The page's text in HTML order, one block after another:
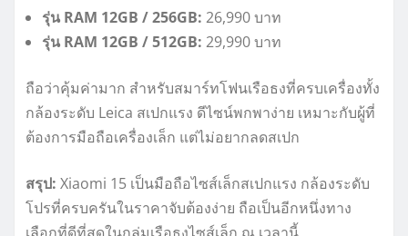
รุ่น RAM 12GB / 256GB: 26,990 บาท
รุ่น RAM 12GB / 512GB: 29,990 บาท
ถือว่าคุ้มค่ามาก สำหรับสมาร์ทโฟนเรือธงที่ครบเครื่องทั้ง
กล้องระดับ Leica สเปกแรง ดีไซน์พกพาง่าย เหมาะกับผู้ที่
ต้องการมือถือเครื่องเล็ก แต่ไม่อยากลดสเปก
สรุป: Xiaomi 15 เป็นมือถือไซส์เล็กสเปกแรง กล้องระดับ
โปรที่ครบครันในราคาจับต้องง่าย ถือเป็นอีกหนึ่งทาง